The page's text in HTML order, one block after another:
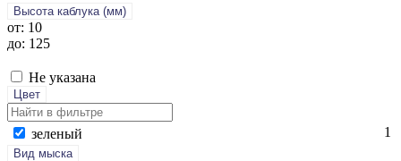
Высота каблука (мм)
от: 10
до: 125
Не указана
Цвет
зе­леный 1
Вид мыска